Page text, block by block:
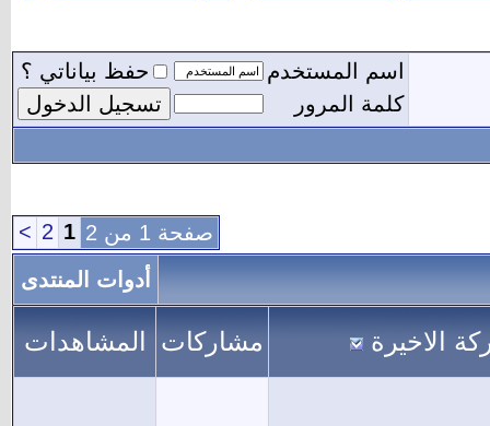
اسم المستخدم
حفظ بياناتي ؟
كلمة المرور
صفحة 1 من 2 1
2
>
أدوات المنتدى
الاخيرة مشاركات المشاهدات